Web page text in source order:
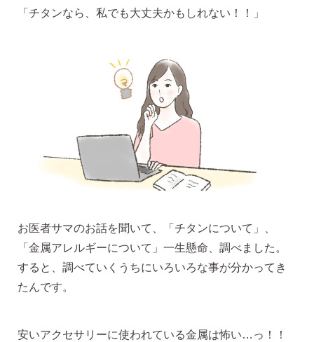
シーンで選ぶ
誕生石で選ぶ
ピアスホール完成までの3stepで選ぶ
価格で選ぶ
「チタンなら、私でも大丈夫かもしれない！！」
お医者サマのお話を聞いて、「チタンについて」、
「金属アレルギーについて」一生懸命、調べました。
すると、調べていくうちにいろいろな事が分かってき
たんです。
安いアクセサリーに使われている金属は怖い…っ！！